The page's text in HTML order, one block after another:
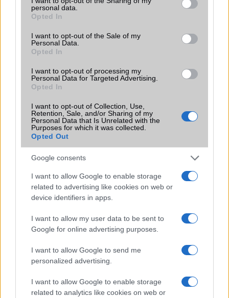
grant or deny consent to Google and its third-party tags to
use your data for below specified purposes in below Google
consent section.
personal data.
Opted In
I want to opt-out of the Sale of my
Personal Data.
Opted In
I want to opt-out of processing my
Personal Data for Targeted Advertising.
Opted In
I want to opt-out of Collection, Use,
Retention, Sale, and/or Sharing of my
Personal Data that Is Unrelated with the
Purposes for which it was collected.
Opted Out
Google consents
I want to allow Google to enable storage
related to advertising like cookies on web or
device identifiers in apps.
I want to allow my user data to be sent to
Google for online advertising purposes.
I want to allow Google to send me
personalized advertising.
I want to allow Google to enable storage
related to analytics like cookies on web or
SIM-ek száma
Flight mode Van
Terület
Funkciók HDR10+
Brand
Védelem IP68
Limited Edition Nincs
N/A = Nincs adat. Legutóbbi frissítés: 2026-07-13 19:00:00
Apple iPhone 15 Pro